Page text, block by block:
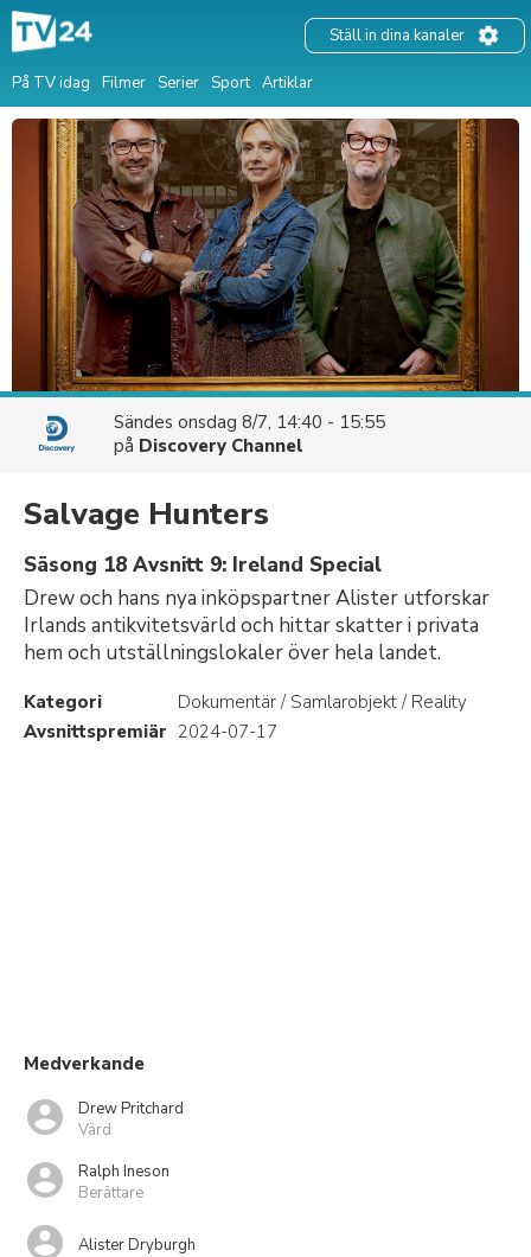
På TV idag Filmer Serier Sport Artiklar
Ställ in dina kanaler
Sändes onsdag 8/7, 14:40 - 15:55
på Discovery Channel
Salvage Hunters
Säsong 18 Avsnitt 9: Ireland Special
Drew och hans nya inköpspartner Alister utforskar
Irlands antikvitetsvärld och hittar skatter i privata
hem och utställningslokaler över hela landet.
Kategori
Dokumentär / Samlarobjekt / Reality
Avsnittspremiär 2024-07-17
Medverkande
Drew Pritchard
Värd
Ralph Ineson
Berättare
Alister Dryburgh